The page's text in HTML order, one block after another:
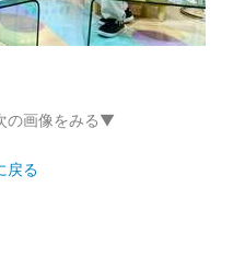
の画像をみる▼
戻る